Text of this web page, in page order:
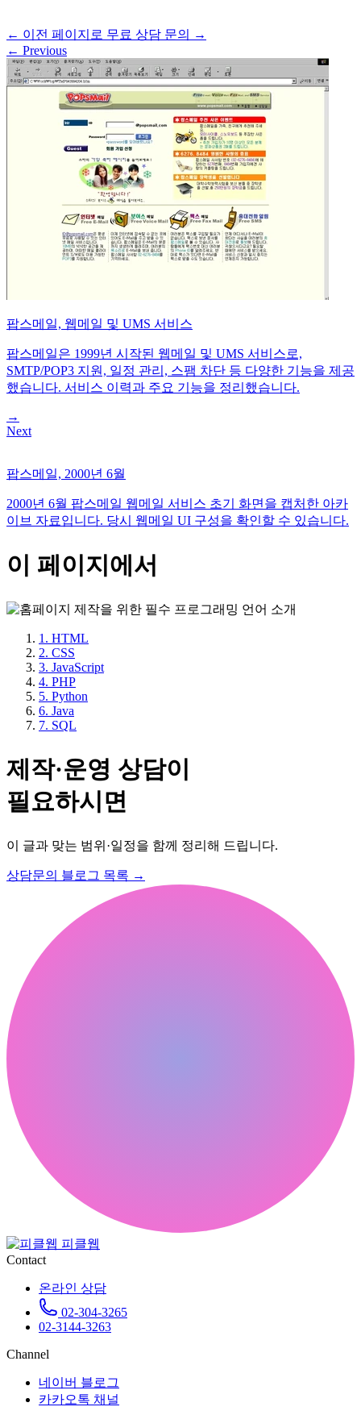
← 이전 페이지로 무료 상담 문의
→
← Previous
팝스메일, 웹메일 및 UMS 서비스
팝스메일은 1999년 시작된 웹메일 및 UMS 서비스로,
SMTP/POP3 지원, 일정 관리, 스팸 차단 등 다양한 기능을 제공
했습니다. 서비스 이력과 주요 기능을 정리했습니다.
→
Next
팝스메일, 2000년 6월
2000년 6월 팝스메일 웹메일 서비스 초기 화면을 캡처한 아카
이브 자료입니다. 당시 웹메일 UI 구성을 확인할 수 있습니다.
이 페이지에서
1. HTML
2. CSS
3. JavaScript
4. PHP
5. Python
6. Java
7. SQL
제작·운영 상담이
필요하시면
이 글과 맞는 범위·일정을 함께 정리해 드립니다.
상담문의 블로그 목록 →
피클웹
Contact
온라인 상담
02-304-3265
02-3144-3263
Channel
네이버 블로그
카카오톡 채널